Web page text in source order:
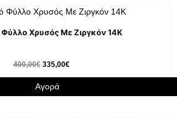
Χρυσός Με Ζιργκόν 14K
400,00€ 335,00€
Αγορά